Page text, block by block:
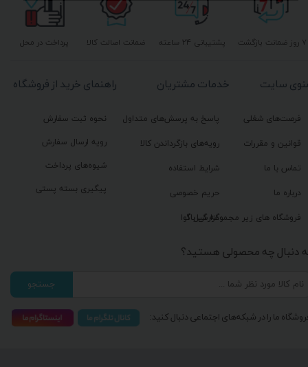
پشتیبانی ۲۴ ساعته پرداخت در محل ۷ روز ضمانت بازگشت ضمانت اصالت کالا
راهنمای خرید از فروشگاه
نحوه ثبت سفارش
رویه ارسال سفارش
شیوه‌های پرداخت
پیگیری بسته پستی
خدمات مشتریان
پاسخ به پرسش‌های متداول
رویه‌های بازگرداندن کالا
شرایط استفاده
حریم خصوصی
گزارش باگ
سایت
فرصت‌های شغلی
قوانین و مقررات
تماس با ما
درباره ما
فروشگاه های زیر مجموعه گیل آوا
دنبال چه محصولی هستید؟
جستجو
ما را در شبکه‌های اجتماعی دنبال کنید: